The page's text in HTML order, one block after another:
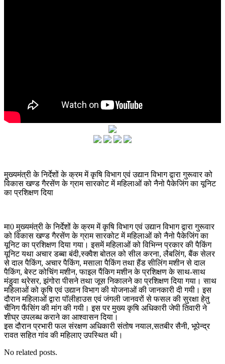
मुख्यमंत्री के निर्देशों के क्रम में कृषि विभाग एवं उद्यान विभाग द्वारा गुरूवार को
विकास खण्ड गैरसेंण के ग्राम सारकोट में महिलाओं को नैनो पैकेजिंग का यूनिट
का प्रशिक्षण दिया
मा0 मुख्यमंत्री के निर्देशों के क्रम में कृषि विभाग एवं उद्यान विभाग द्वारा गुरूवार
को विकास खण्ड गैरसेंण के ग्राम सारकोट में महिलाओं को नैनो पैकेजिंग का
यूनिट का प्रशिक्षण दिया गया। इसमें महिलाओं को विभिन्न प्रकार की पैकिंग
यूनिट यथा अचार डब्बा बंदी,स्क्वैश बोतल को सील करना, लैबलिंग, बैंक सेलर
से दाल पैकिंग, अचार पैकिंग, मसाला पैकिंग तथा हैंड सीलिंग मशीन से दाल
पैकिंग, बेस्ट कोचिंग मशीन, फाइल पैंकिग मशीन के प्रशिक्षण के साथ-साथ
मंडुवा थ्रेसर, झंगोरा पीसने तथा जूस निकालने का प्रशिक्षण दिया गया। साथ
महिलाओं को कृषि एवं उद्यान विभाग की योजनाओं की जानकारी दी गयी। इस
दौरान महिलाओं द्वारा पॉलीहाउस एवं जंगली जानवरों से फसल की सुरक्षा हेतु
चैंनिग फैंसिंग की मांग की गयी। इस पर मुख्य कृषि अधिकारी जेपी तिवारी ने
शीघ्र उपलब्ध कराने का आश्वासन दिया।
इस दौरान प्रभारी फल संरक्षण अधिकारी संतोष नयाल,सतबीर सैनी, भूपेन्द्र
रावत सहित गांव की महिलाए उपस्थित थी।
No related posts.